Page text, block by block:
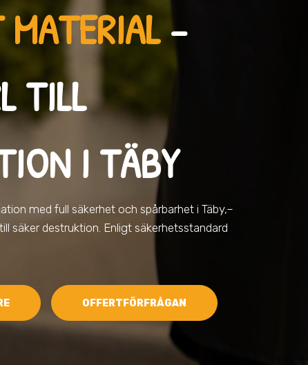
–
TILL
I TÄBY
med full säkerhet och spårbarhet i Täby,–
säker destruktion. Enligt säkerhetsstandard
OFFERTFÖRFRÅGAN